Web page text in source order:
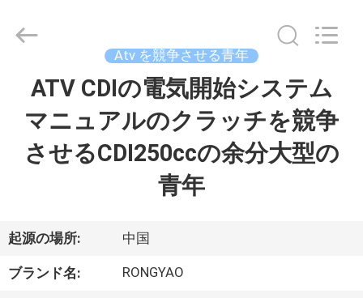
ク
ト
Shanghai
Rongyao
Reserved.
Atv を競争させる青年
ATV CDIの電気開始システム
マニュアルのクラッチを競争
させるCDI250ccの余分大型の
青年
起源の場所: 中国
ブランド名: RONGYAO